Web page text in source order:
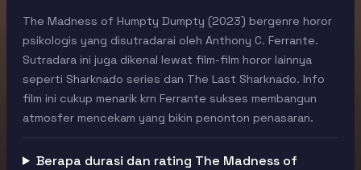
The Madness of Humpty Dumpty (2023) bergenre horor
psikologis yang disutradarai oleh Anthony C. Ferrante.
Sutradara ini juga dikenal lewat film-film horor lainnya
seperti Sharknado series dan The Last Sharknado. Info
film ini cukup menarik krn Ferrante sukses membangun
atmosfer mencekam yang bikin penonton penasaran.
Berapa durasi dan rating The Madness of